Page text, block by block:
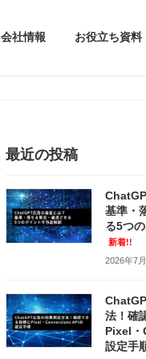
会社情報 お役立ち資料
最近の投稿
基準・
る5つ
新着!!
2026年7
法！確
Pixel
設定手